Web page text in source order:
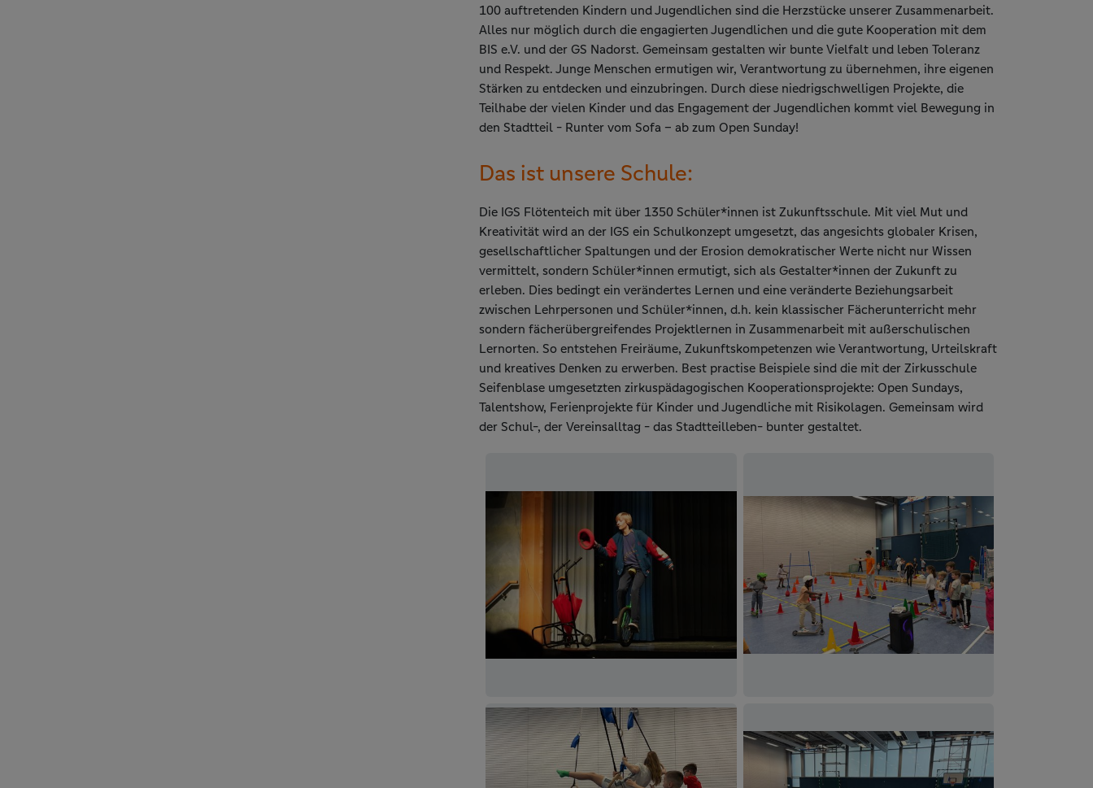
100 auftretenden Kindern und Jugendlichen sind die Herzstücke unserer Zusammenarbeit.
Alles nur möglich durch die engagierten Jugendlichen und die gute Kooperation mit dem
BIS e.V. und der GS Nadorst. Gemeinsam gestalten wir bunte Vielfalt und leben Toleranz
und Respekt. Junge Menschen ermutigen wir, Verantwortung zu übernehmen, ihre eigenen
Stärken zu entdecken und einzubringen. Durch diese niedrigschwelligen Projekte, die
Teilhabe der vielen Kinder und das Engagement der Jugendlichen kommt viel Bewegung in
den Stadtteil - Runter vom Sofa – ab zum Open Sunday!
Das ist unsere Schule:
Die IGS Flötenteich mit über 1350 Schüler*innen ist Zukunftsschule. Mit viel Mut und
Kreativität wird an der IGS ein Schulkonzept umgesetzt, das angesichts globaler Krisen,
gesellschaftlicher Spaltungen und der Erosion demokratischer Werte nicht nur Wissen
vermittelt, sondern Schüler*innen ermutigt, sich als Gestalter*innen der Zukunft zu
erleben. Dies bedingt ein verändertes Lernen und eine veränderte Beziehungsarbeit
zwischen Lehrpersonen und Schüler*innen, d.h. kein klassischer Fächerunterricht mehr
sondern fächerübergreifendes Projektlernen in Zusammenarbeit mit außerschulischen
Lernorten. So entstehen Freiräume, Zukunftskompetenzen wie Verantwortung, Urteilskraft
und kreatives Denken zu erwerben. Best practise Beispiele sind die mit der Zirkusschule
Seifenblase umgesetzten zirkuspädagogischen Kooperationsprojekte: Open Sundays,
Talentshow, Ferienprojekte für Kinder und Jugendliche mit Risikolagen. Gemeinsam wird
der Schul-, der Vereinsalltag - das Stadtteilleben- bunter gestaltet.